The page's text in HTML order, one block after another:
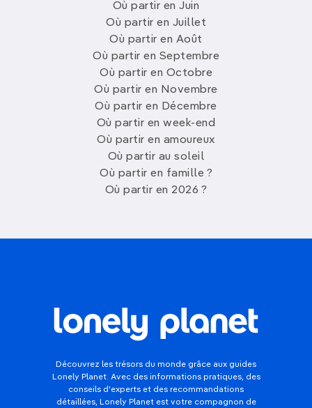
Où partir en Juin
Où partir en Juillet
Où partir en Août
Où partir en Septembre
Où partir en Octobre
Où partir en Novembre
Où partir en Décembre
Où partir en week-end
Où partir en amoureux
Où partir au soleil
Où partir en famille ?
Où partir en 2026 ?
Découvrez les trésors du monde grâce aux guides
Lonely Planet. Avec des informations pratiques, des
conseils d'experts et des recommandations
détaillées, Lonely Planet est votre compagnon de